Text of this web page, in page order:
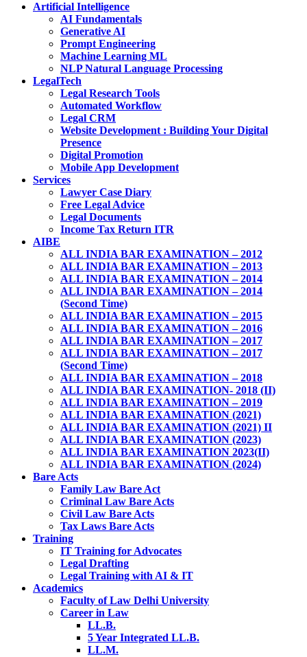
Artificial Intelligence
AI Fundamentals
Generative AI
Prompt Engineering
Machine Learning ML
NLP Natural Language Processing
LegalTech
Legal Research Tools
Automated Workflow
Legal CRM
Website Development : Building Your Digital
Presence
Digital Promotion
Mobile App Development
Services
Lawyer Case Diary
Free Legal Advice
Legal Documents
Income Tax Return ITR
AIBE
ALL INDIA BAR EXAMINATION – 2012
ALL INDIA BAR EXAMINATION – 2013
ALL INDIA BAR EXAMINATION – 2014
ALL INDIA BAR EXAMINATION – 2014
(Second Time)
ALL INDIA BAR EXAMINATION – 2015
ALL INDIA BAR EXAMINATION – 2016
ALL INDIA BAR EXAMINATION – 2017
ALL INDIA BAR EXAMINATION – 2017
(Second Time)
ALL INDIA BAR EXAMINATION – 2018
ALL INDIA BAR EXAMINATION- 2018 (II)
ALL INDIA BAR EXAMINATION – 2019
ALL INDIA BAR EXAMINATION (2021)
ALL INDIA BAR EXAMINATION (2021) II
ALL INDIA BAR EXAMINATION (2023)
ALL INDIA BAR EXAMINATION 2023(II)
ALL INDIA BAR EXAMINATION (2024)
Bare Acts
Family Law Bare Act
Criminal Law Bare Acts
Civil Law Bare Acts
Tax Laws Bare Acts
Training
IT Training for Advocates
Legal Drafting
Legal Training with AI & IT
Academics
Faculty of Law Delhi University
Career in Law
LL.B.
5 Year Integrated LL.B.
LL.M.